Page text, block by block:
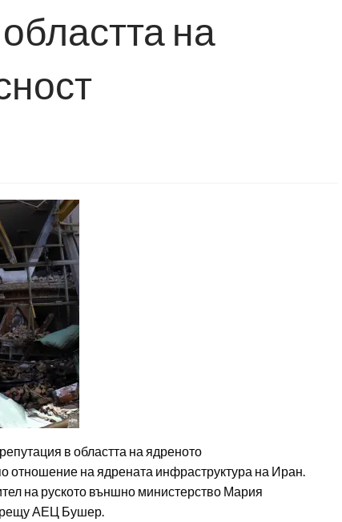
на
в областта на ядреното
отношение на ядрената инфраструктура на Иран.
на руското външно министерство Мария
АЕЦ Бушер.